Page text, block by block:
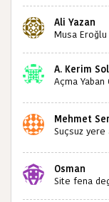
sizlerin
teşekkürler
Ali Yazan
Musa
A. Kerim
Açma Yaban
Bulabilir
Mehmet
Suçsuz yere
Osman
Site fena